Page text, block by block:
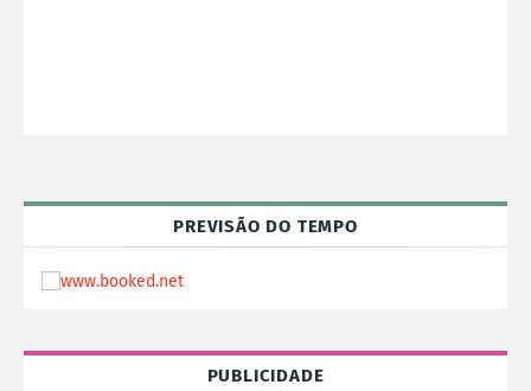
PREVISÃO DO TEMPO
PUBLICIDADE